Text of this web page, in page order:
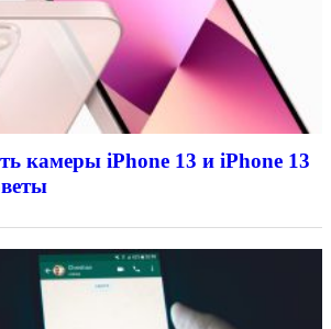
камеры iPhone 13 и iPhone 13